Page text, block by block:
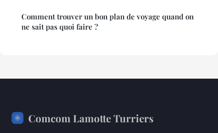
Comment trouver un bon plan de voyage quand on
ne sait pas quoi faire ?
Comcom Lamotte Turriers